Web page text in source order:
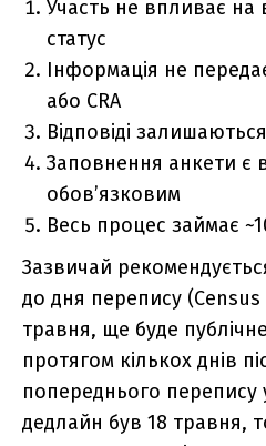
Участь не впливає на
статус
Інформація не
або CRA
Відповіді
Заповнення анкети є
обов’язковим
Весь процес займає
Зазвичай
до дня перепису (Census
травня, ще буде
протягом кількох днів
попереднього перепису
дедлайн був 18 травня,